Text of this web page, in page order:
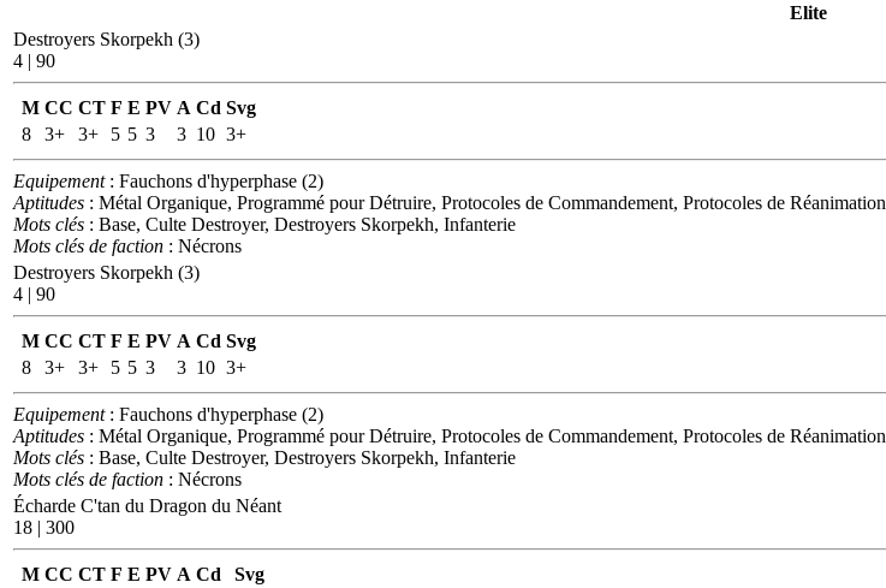
Elite
Destroyers Skorpekh (3)
4 | 90
M CC CT F E PV A Cd Svg
8
3+ 3+ 5 5 3 3 10 3+
Equipement: Fauchons d'hyperphase (2)
Aptitudes : Métal Organique, Programmé pour Détruire, Protocoles de Commandement, Protocoles de Réanimation
Mots clés : Base, Culte Destroyer, Destroyers Skorpekh, Infanterie
Mots clés de faction : Nécrons
Destroyers Skorpekh (3)
4 | 90
M CC CT F E PV A Cd Svg
8
3+ 3+ 5 5 3 3 10 3+
Equipement: Fauchons d'hyperphase (2)
Aptitudes : Métal Organique, Programmé pour Détruire, Protocoles de Commandement, Protocoles de Réanimation
Mots clés : Base, Culte Destroyer, Destroyers Skorpekh, Infanterie
Mots clés de faction : Nécrons
Écharde C'tan du Dragon du Néant
18 | 300
M CC CT F E PV A Cd
Svg